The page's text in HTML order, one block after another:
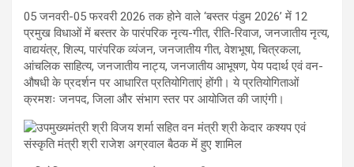
05 जनवरी-05 फरवरी 2026 तक होने वाले ‘बस्तर पंडुम 2026’ में 12
प्रमुख विधाओं में बस्तर के पारंपरिक नृत्य-गीत, रीति-रिवाज, जनजातीय नृत्य,
वाद्ययंत्र, शिल्प, पारंपरिक व्यंजन, जनजातीय गीत, वेशभूषा, चित्रकला,
आंचलिक साहित्य, जनजातीय नाट्य, जनजातीय आभूषण, पेय पदार्थ एवं वन-
औषधी के प्रदर्शन पर आधारित प्रतियोगिताएं होंगी। ये प्रतियोगिताओं
क्रमशः जनपद, जिला और संभाग स्तर पर आयोजित की जाएंगी।